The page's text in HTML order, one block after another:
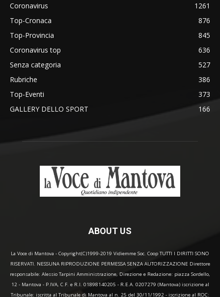
Coronavirus
1261
Top-Cronaca
876
Top-Provincia
845
Coronavirus top
636
Senza categoria
527
Rubriche
386
Top-Eventi
373
GALLERY DELLO SPORT
166
ABOUT US
La Voce di Mantova - Copyright(C)1999-2019 Vidiemme Soc. Coop TUTTI I DIRITTI SONO
RISERVATI. NESSUNA RIPRODUZIONE PERMESSA SENZA AUTORIZZAZIONE Direttore
responsabile: Alessio Tarpini Amministrazione, Direzione e Redazione: piazza Sordello,
12 - Mantova - P.IVA, C.F. e R.I. 01898140205 - R.E.A. 0207279 (Mantova) iscrizione al
Tribunale: iscritta al Tribunale di Mantova al n. 25 del 30/11/1992 - iscrizione al ROC: